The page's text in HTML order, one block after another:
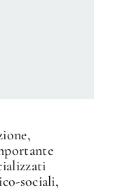
sociali,